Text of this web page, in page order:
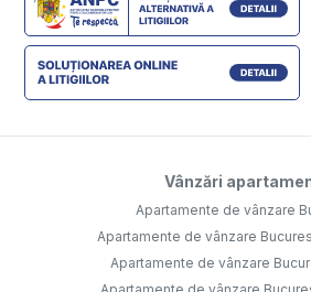
Vânzări
Apartamente de vânzare
Apartamente de vânzare
Apartamente de vânzare